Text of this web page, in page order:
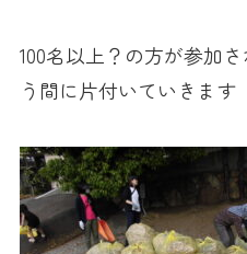
100名以上？の方が参加
う間に片付いていきます